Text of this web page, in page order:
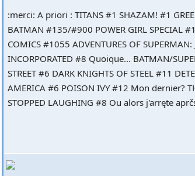
:merci: A priori : TITANS #1 SHAZAM! #1
BATMAN #135/#900 POWER GIRL SPECIAL
COMICS #1055 ADVENTURES OF
INCORPORATED #8 Quoique... BATMAN/
STREET #6 DARK KNIGHTS OF STEEL #11
AMERICA #6 POISON IVY #12 Mon dernier?
STOPPED LAUGHING #8 Ou alors j'arręte